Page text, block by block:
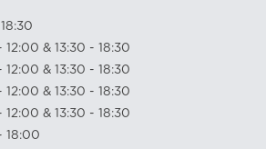
& 13:30 - 18:30
& 13:30 - 18:30
& 13:30 - 18:30
& 13:30 - 18:30
18:00